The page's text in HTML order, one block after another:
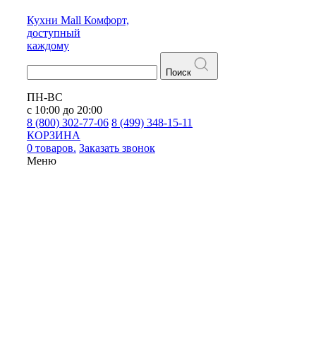
Кухни Mall Комфорт,
доступный
каждому
Поиск
ПН-ВС
с 10:00 до 20:00
8 (800) 302-77-06 8 (499) 348-15-11
КОРЗИНА
0 товаров. Заказать звонок
Меню